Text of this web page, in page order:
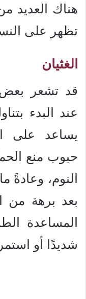
هناك العديد
تظهر على
الغثيان
قد تشعر بعض
عند البدء
يساعد على
حبوب منع
النوم، وعادةً
بعد برهة من
المساعدة
شديدًا أو